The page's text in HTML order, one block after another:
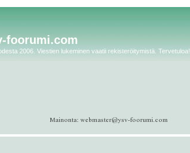
foorumi.com
2006. Viestien lukeminen vaatii rekisteröitymistä. Tervetuloa!